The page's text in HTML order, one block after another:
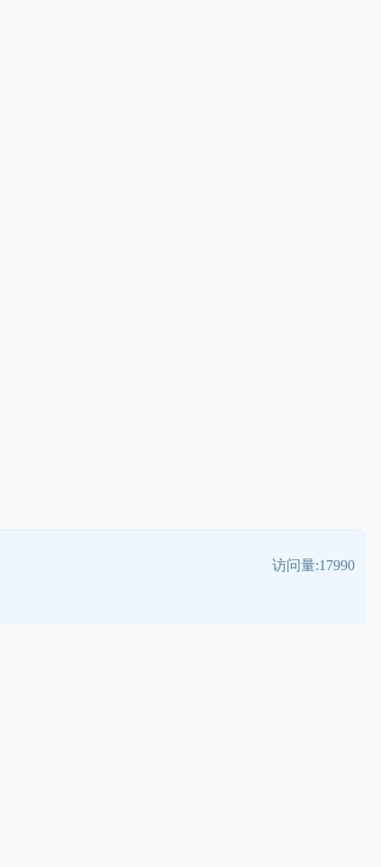
访问量:17990